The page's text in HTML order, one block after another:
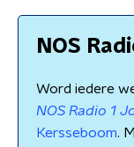
NOS
Word iedere
NOS Radio 1
Kersseboom.